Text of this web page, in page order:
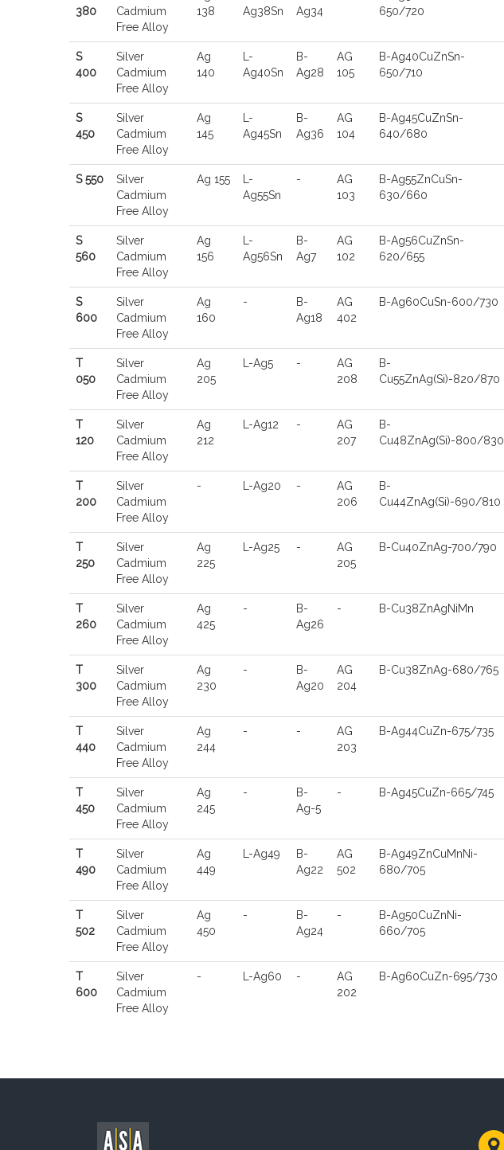
380
Cadmium
Free Alloy
138
Ag38Sn
Ag34
650/720
S
400
Silver
Cadmium
Free Alloy
Ag
140
L-
Ag40Sn
B-
Ag28
AG
105
B-Ag40CuZnSn-
650/710
S
450
Silver
Cadmium
Free Alloy
Ag
145
L-
Ag45Sn
B-
Ag36
AG
104
B-Ag45CuZnSn-
640/680
S 550
Silver
Cadmium
Free Alloy
Ag 155
L-
Ag55Sn
-
AG
103
B-Ag55ZnCuSn-
630/660
S
560
Silver
Cadmium
Free Alloy
Ag
156
L-
Ag56Sn
B-
Ag7
AG
102
B-Ag56CuZnSn-
620/655
S
600
Silver
Cadmium
Free Alloy
Ag
160
-
B-
Ag18
AG
402
B-Ag60CuSn-600/730
T
050
Silver
Cadmium
Free Alloy
Ag
205
L-Ag5 -
AG
208
B-
Cu55ZnAg(Si)-820/870
T
120
Silver
Cadmium
Free Alloy
Ag
212
L-Ag12 -
AG
207
B-
Cu48ZnAg(Si)-800/830
T
200
Silver
Cadmium
Free Alloy
- L-Ag20 -
AG
206
B-
Cu44ZnAg(Si)-690/810
T
250
Silver
Cadmium
Free Alloy
Ag
225
L-Ag25 -
AG
205
B-Cu40ZnAg-700/790
T
260
Silver
Cadmium
Free Alloy
Ag
425
-
B-
Ag26
- B-Cu38ZnAgNiMn
T
300
Silver
Cadmium
Free Alloy
Ag
230
-
B-
Ag20
AG
204
B-Cu38ZnAg-680/765
T
440
Silver
Cadmium
Free Alloy
Ag
244
- -
AG
203
B-Ag44CuZn-675/735
T
450
Silver
Cadmium
Free Alloy
Ag
245
-
B-
Ag-5
- B-Ag45CuZn-665/745
T
490
Silver
Cadmium
Free Alloy
Ag
449
L-Ag49
B-
Ag22
AG
502
B-Ag49ZnCuMnNi-
680/705
T
502
Silver
Cadmium
Free Alloy
Ag
450
-
B-
Ag24
-
B-Ag50CuZnNi-
660/705
T
600
Silver
Cadmium
Free Alloy
- L-Ag60 -
AG
202
B-Ag60CuZn-695/730